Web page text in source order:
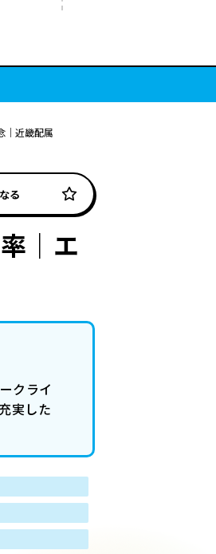
｜近畿配属
る
｜エ
クライ
実した